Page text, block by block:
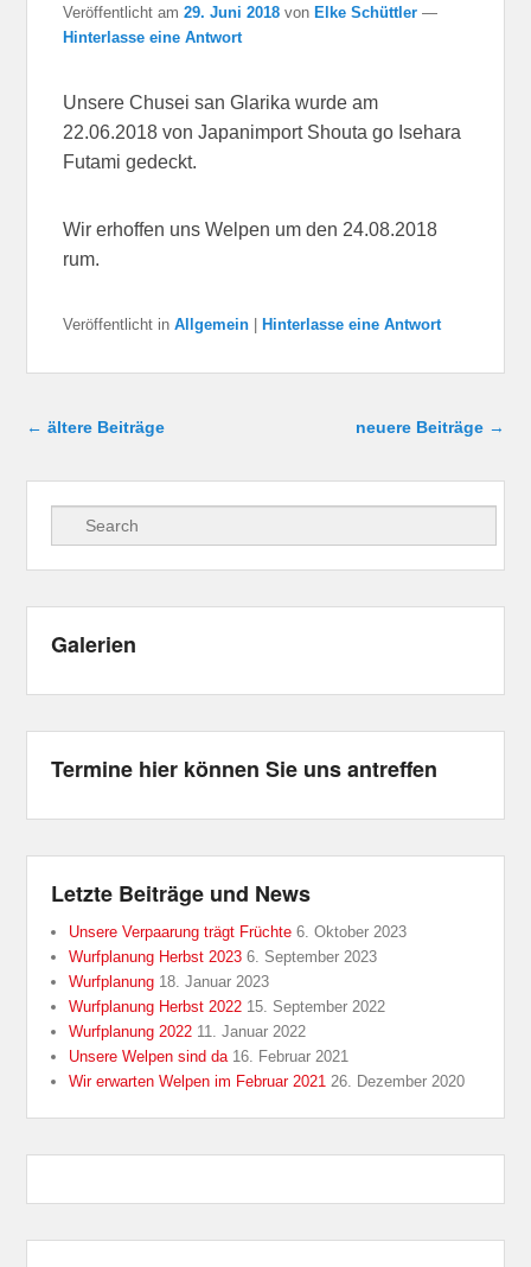
Veröffentlicht am29. Juni 2018 von Elke Schüttler —
Hinterlasse eine Antwort
Unsere Chusei san Glarika wurde am
22.06.2018 von Japanimport Shouta go Isehara
Futami gedeckt.
Wir erhoffen uns Welpen um den 24.08.2018
rum.
Veröffentlicht in Allgemein Hinterlasse eine Antwort
Beitragsnavigation
← ältere Beiträge neuere Beiträge →
Suche
Galerien
Erfolge
Termine hier können Sie uns antreffen
Sonderschau internationale Rassehunde-
Ausstellung Chemnitz
Letzte Beiträge und News
Unsere Verpaarung trägt Früchte 6. Oktober 2023
Wurfplanung Herbst 2023 6. September 2023
Wurfplanung 18. Januar 2023
Wurfplanung Herbst 2022 15. September 2022
Wurfplanung 2022 11. Januar 2022
Unsere Welpen sind da 16. Februar 2021
Wir erwarten Welpen im Februar 2021 26. Dezember 2020